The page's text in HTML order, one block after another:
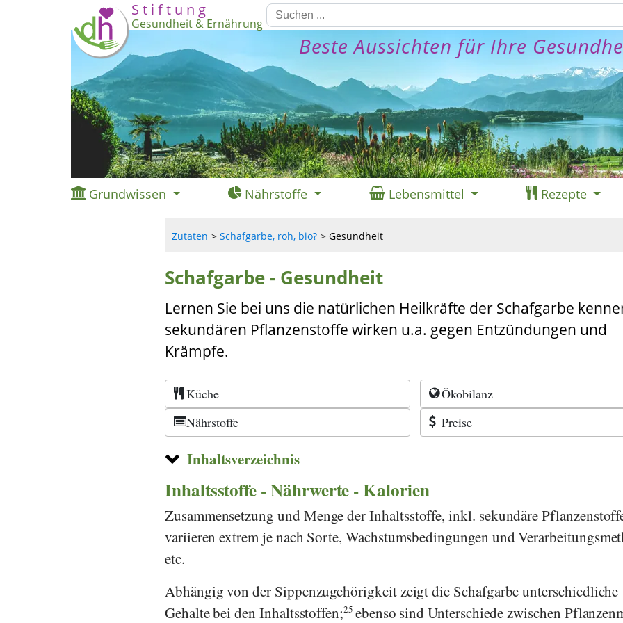
S t i f t u n g
Gesundheit & Ernährung
Beste Aussichten für Ihre
Grundwissen Nährstoffe Lebensmittel Rezepte
Zutaten Schafgarbe, roh, bio? Gesundheit
Schafgarbe - Gesundheit
Lernen Sie bei uns die natürlichen Heilkräfte der Schafgarbe
sekundären Pflanzenstoffe wirken u.a. gegen Entzündungen und
Krämpfe.
Küche
Ökobilanz
Nährstoffe
Preise
Inhaltsverzeichnis
Inhaltsstoffe - Nährwerte - Kalorien
Zusammensetzung und Menge der Inhaltsstoffe, inkl. sekundäre
variieren extrem je nach Sorte, Wachstumsbedingungen und
etc.
Abhängig von der Sippenzugehörigkeit zeigt die Schafgarbe unterschiedliche
Gehalte bei den Inhaltsstoffen;25 ebenso sind Unterschiede zwischen